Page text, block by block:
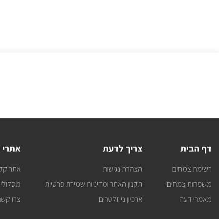
דף הבית
רשימת צמחים
משפחות צמחים
מאמרי דעה
צריך לדעת
הצהרת נגישות
תקנון האתר ומדיניות שמירת פרטיות
ארכיון ניוזלטרים
אתר
צרו